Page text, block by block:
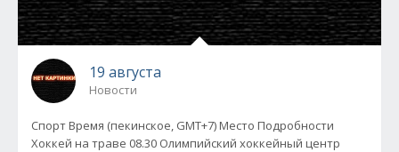
19 августа
Новости
Спорт Время (пекинское, GMT+7) Место Подробности
Хоккей на траве 08.30 Олимпийский хоккейный центр